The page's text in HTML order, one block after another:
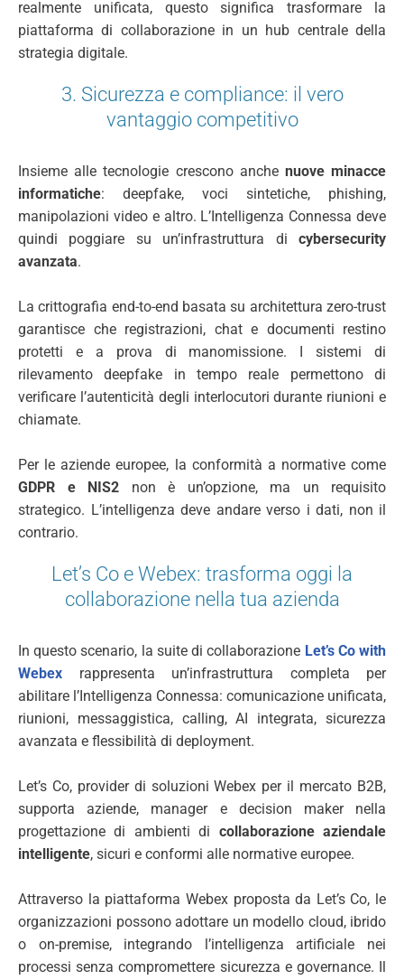
realmente unificata, questo significa trasformare la
piattaforma di collaborazione in un hub centrale della
strategia digitale.
3. Sicurezza e compliance: il vero
vantaggio competitivo
Insieme alle tecnologie crescono anche nuove minacce
informatiche: deepfake, voci sintetiche, phishing,
manipolazioni video e altro. L’Intelligenza Connessa deve
quindi poggiare su un’infrastruttura di cybersecurity
avanzata.
La crittografia end-to-end basata su architettura zero-trust
garantisce che registrazioni, chat e documenti restino
protetti e a prova di manomissione. I sistemi di
rilevamento deepfake in tempo reale permettono di
verificare l’autenticità degli interlocutori durante riunioni e
chiamate.
Per le aziende europee, la conformità a normative come
GDPR e NIS2 non è un’opzione, ma un requisito
strategico. L’intelligenza deve andare verso i dati, non il
contrario.
Let’s Co e Webex: trasforma oggi la
collaborazione nella tua azienda
In questo scenario, la suite di collaborazione Let’s Co with
Webex rappresenta un’infrastruttura completa per
abilitare l’Intelligenza Connessa: comunicazione unificata,
riunioni, messaggistica, calling, AI integrata, sicurezza
avanzata e flessibilità di deployment.
Let’s Co, provider di soluzioni Webex per il mercato B2B,
supporta aziende, manager e decision maker nella
progettazione di ambienti di collaborazione aziendale
intelligente, sicuri e conformi alle normative europee.
Attraverso la piattaforma Webex proposta da Let’s Co, le
organizzazioni possono adottare un modello cloud, ibrido
o on-premise, integrando l’intelligenza artificiale nei
processi senza compromettere sicurezza e governance. Il